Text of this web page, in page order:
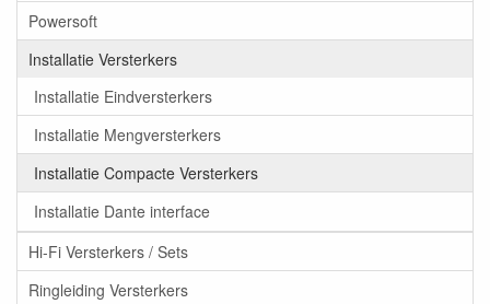
Powersoft
Installatie Versterkers
Installatie Eindversterkers
Installatie Mengversterkers
Installatie Compacte Versterkers
Installatie Dante interface
Hi-Fi Versterkers / Sets
Ringleiding Versterkers